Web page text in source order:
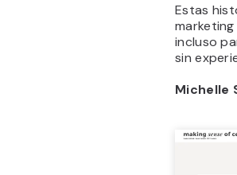
Estas
incluso
sin
Michelle